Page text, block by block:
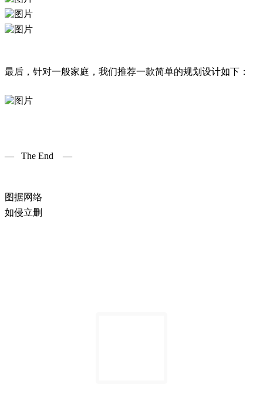
最后，针对一般家庭，我们推荐一款简单的规划设计如下：
— The End —
图据网络
如侵立删